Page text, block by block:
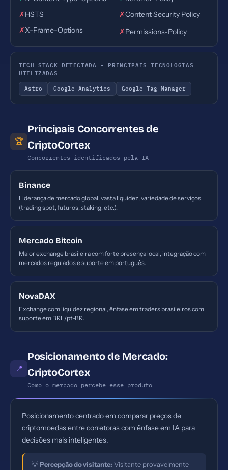
✗HSTS ✗Content Security Policy
✗X-Frame-Options ✗Permissions-Policy
TECH STACK DETECTADA - PRINCIPAIS TECNOLOGIAS
UTILIZADAS
Astro Google Analytics Google Tag Manager
🏆
Principais Concorrentes de
CriptoCortex
Concorrentes identificados pela IA
Binance
Liderança de mercado global, vasta liquidez, variedade de serviços
(trading spot, futuros, staking, etc.).
Mercado Bitcoin
Maior exchange brasileira com forte presença local, integração com
mercados regulados e suporte em português.
NovaDAX
Exchange com liquidez regional, ênfase em traders brasileiros com
suporte em BRL/pt-BR.
📍
Posicionamento de Mercado:
CriptoCortex
Como o mercado percebe esse produto
Posicionamento centrado em comparar preços de
criptomoedas entre corretoras com ênfase em IA para
decisões mais inteligentes.
💡Percepção do visitante: Visitante provavelmente